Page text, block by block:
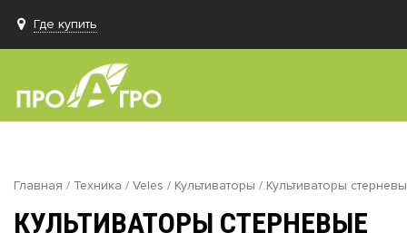
Где купить
Главная / Техника / Veles / Культиваторы / Культиваторы
КУЛЬТИВАТОРЫ CТЕРНЕВЫЕ